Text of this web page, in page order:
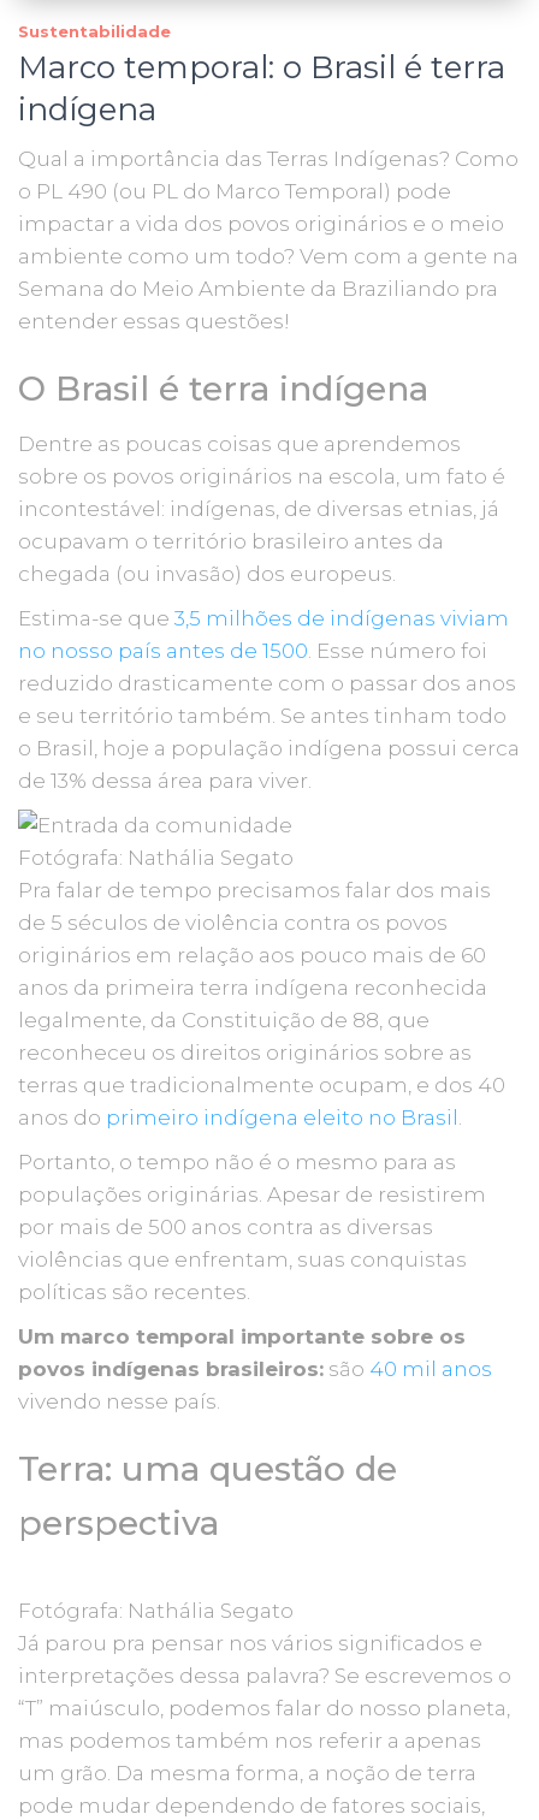
Sustentabilidade
Marco temporal: o Brasil é terra
indígena
Qual a importância das Terras Indígenas? Como
o PL 490 (ou PL do Marco Temporal) pode
impactar a vida dos povos originários e o meio
ambiente como um todo? Vem com a gente na
Semana do Meio Ambiente da Braziliando pra
entender essas questões!
O Brasil é terra indígena
Dentre as poucas coisas que aprendemos
sobre os povos originários na escola, um fato é
incontestável: indígenas, de diversas etnias, já
ocupavam o território brasileiro antes da
chegada (ou invasão) dos europeus.
Estima-se que 3,5 milhões de indígenas viviam
no nosso país antes de 1500. Esse número foi
reduzido drasticamente com o passar dos anos
e seu território também. Se antes tinham todo
o Brasil, hoje a população indígena possui cerca
de 13% dessa área para viver.
Fotógrafa: Nathália Segato
Pra falar de tempo precisamos falar dos mais
de 5 séculos de violência contra os povos
originários em relação aos pouco mais de 60
anos da primeira terra indígena reconhecida
legalmente, da Constituição de 88, que
reconheceu os direitos originários sobre as
terras que tradicionalmente ocupam, e dos 40
anos do primeiro indígena eleito no Brasil .
Portanto, o tempo não é o mesmo para as
populações originárias. Apesar de resistirem
por mais de 500 anos contra as diversas
violências que enfrentam, suas conquistas
políticas são recentes.
Um marco temporal importante sobre os
povos indígenas brasileiros: são 40 mil anos
vivendo nesse país.
Terra: uma questão de
perspectiva
Fotógrafa: Nathália Segato
Já parou pra pensar nos vários significados e
interpretações dessa palavra? Se escrevemos o
“T” maiúsculo, podemos falar do nosso planeta,
mas podemos também nos referir a apenas
um grão. Da mesma forma, a noção de terra
pode mudar dependendo de fatores sociais,